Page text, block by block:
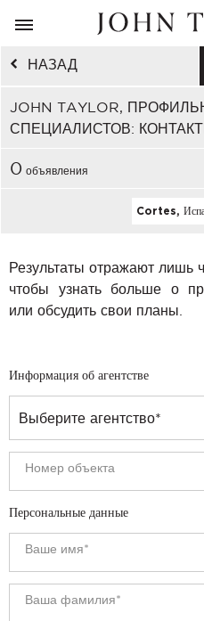
НАЗАД
JOHN TAYLOR,
СПЕЦИАЛИСТОВ:
0 объявления
Cortes,
Результаты отражают лишь
чтобы узнать больше о
или обсудить свои планы.
Информация об агентстве
Персональные данные